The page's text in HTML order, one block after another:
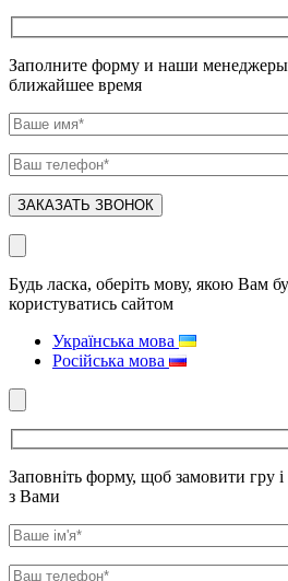
Заполните форму и наши менеджеры
ближайшее время
Будь ласка, оберіть мову, якою Вам
користуватись сайтом
Українська мова
Російська мова
Заповніть форму, щоб замовити гру
з Вами